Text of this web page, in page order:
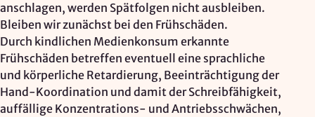
anschlagen, werden Spätfolgen nicht ausbleiben.
Bleiben wir zunächst bei den Frühschäden.
Durch kindlichen Medienkonsum erkannte
Frühschäden betreffen eventuell eine sprachliche
und körperliche Retardierung, Beeinträchtigung der
Hand-Koordination und damit der Schreibfähigkeit,
auffällige Konzentrations- und Antriebsschwächen,